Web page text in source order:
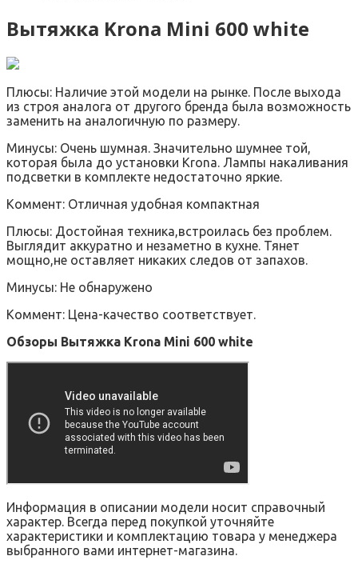
Вытяжка Krona Mini 600 white
Плюсы: Наличие этой модели на рынке. После выхода
из строя аналога от другого бренда была возможность
заменить на аналогичную по размеру.
Минусы: Очень шумная. Значительно шумнее той,
которая была до установки Krona. Лампы накаливания
подсветки в комплекте недостаточно яркие.
Коммент: Отличная удобная компактная
Плюсы: Достойная техника,встроилась без проблем.
Выглядит аккуратно и незаметно в кухне. Тянет
мощно,не оставляет никаких следов от запахов.
Минусы: Не обнаружено
Коммент: Цена-качество соответствует.
Обзоры Вытяжка Krona Mini 600 white
Информация в описании модели носит справочный
характер. Всегда перед покупкой уточняйте
характеристики и комплектацию товара у менеджера
выбранного вами интернет-магазина.